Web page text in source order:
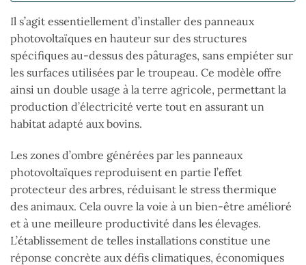
Il s’agit essentiellement d’installer des panneaux
photovoltaïques en hauteur sur des structures
spécifiques au-dessus des pâturages, sans empiéter sur
les surfaces utilisées par le troupeau. Ce modèle offre
ainsi un double usage à la terre agricole, permettant la
production d’électricité verte tout en assurant un
habitat adapté aux bovins.
Les zones d’ombre générées par les panneaux
photovoltaïques reproduisent en partie l’effet
protecteur des arbres, réduisant le stress thermique
des animaux. Cela ouvre la voie à un bien-être amélioré
et à une meilleure productivité dans les élevages.
L’établissement de telles installations constitue une
réponse concrète aux défis climatiques, économiques